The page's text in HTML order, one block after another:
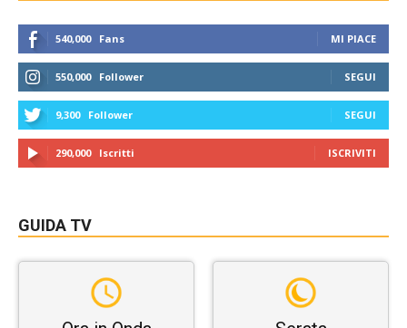
540,000 Fans MI PIACE
550,000 Follower SEGUI
9,300 Follower SEGUI
290,000 Iscritti ISCRIVITI
GUIDA TV